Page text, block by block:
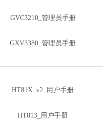
GVC3210_管理员手册
GXV3380_管理员手册
HT81X_v2_用户手册
HT813_用户手册